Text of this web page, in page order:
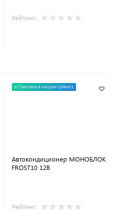
Рейтинг:
УСТАНОВКА В НАШЕМ СЕРВИСЕ
Автокондиционер МОНОБЛОК
FROST10 12В
Рейтинг: